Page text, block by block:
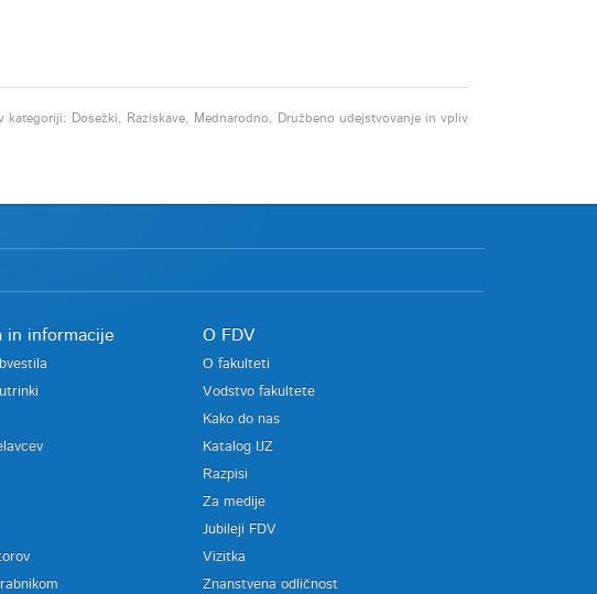
Dosežki, Raziskave, Mednarodno, Družbeno udejstvovanje in vpliv
in informacije O FDV
O fakulteti
Vodstvo fakultete
Kako do nas
Katalog IJZ
Razpisi
Za medije
Jubileji FDV
Vizitka
Znanstvena odličnost